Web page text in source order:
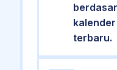
terbaru.